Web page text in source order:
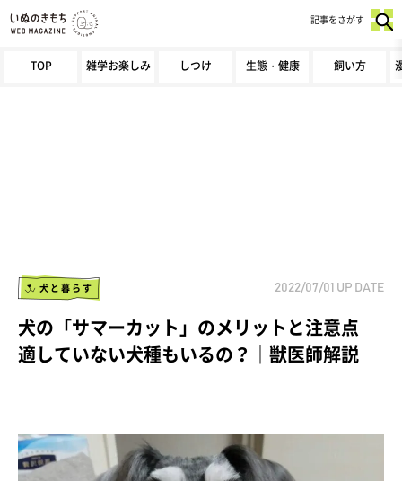
TOP 雑学お楽しみ しつけ 生態・健康 飼い方
記事をさがす
犬と暮らす 2022/07/01 UP DATE
犬の「サマーカット」のメリットと注意点
適していない犬種もいるの？｜獣医師解説